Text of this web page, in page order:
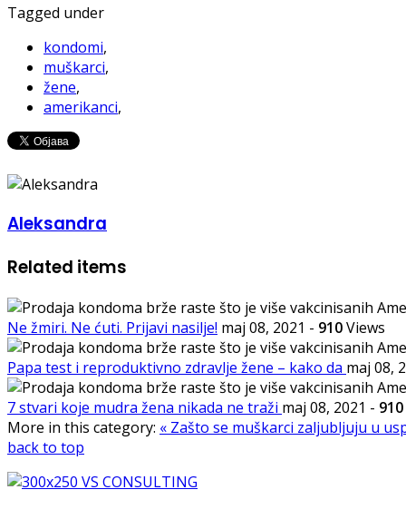
Tagged under
kondomi,
muškarci,
žene,
amerikanci,
Aleksandra
Related items
Ne žmiri. Ne ćuti. Prijavi nasilje! maj 08, 2021 - 910Views
Papa test i reproduktivno zdravlje žene – kako da maj 08,
7 stvari koje mudra žena nikada ne traži maj 08, 2021 - 910
More in this category: « Zašto se muškarci zaljubljuju u
back to top